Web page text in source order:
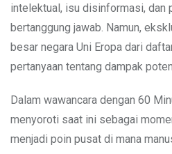
intelektual, isu disinformasi, dan
bertanggung jawab. Namun,
besar negara Uni Eropa dari
pertanyaan tentang dampak
Dalam wawancara dengan 60
menyoroti saat ini sebagai
menjadi poin pusat di mana